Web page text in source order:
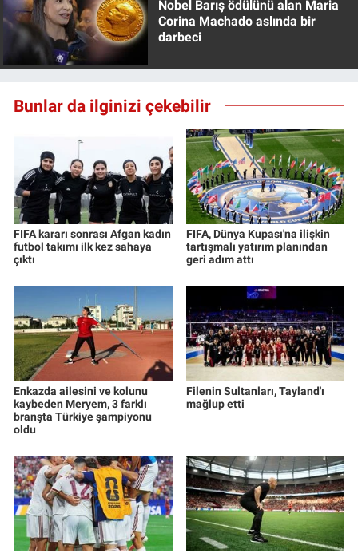
Nobel Barış ödülünü alan Maria
Corina Machado aslında bir
darbeci
Bunlar da ilginizi çekebilir
FIFA kararı sonrası Afgan kadın
futbol takımı ilk kez sahaya
çıktı
FIFA, Dünya Kupası'na ilişkin
tartışmalı yatırım planından
geri adım attı
Enkazda ailesini ve kolunu
kaybeden Meryem, 3 farklı
branşta Türkiye şampiyonu
oldu
Filenin Sultanları, Tayland'ı
mağlup etti